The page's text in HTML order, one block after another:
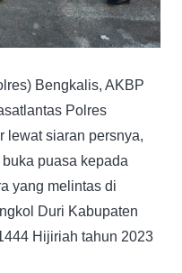
Bengkalis, AKBP
Polres
lewat siaran persnya,
puasa kepada
yang melintas di
Duri Kabupaten
Hijiriah tahun 2023